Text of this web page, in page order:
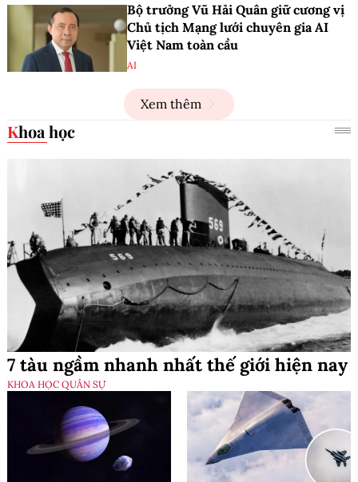
Bộ trưởng Vũ Hải Quân giữ cương vị
Chủ tịch Mạng lưới chuyên gia AI
Việt Nam toàn cầu
AI
Xem thêm
Khoa học
7 tàu ngầm nhanh nhất thế giới hiện nay
KHOA HỌC QUÂN SỰ